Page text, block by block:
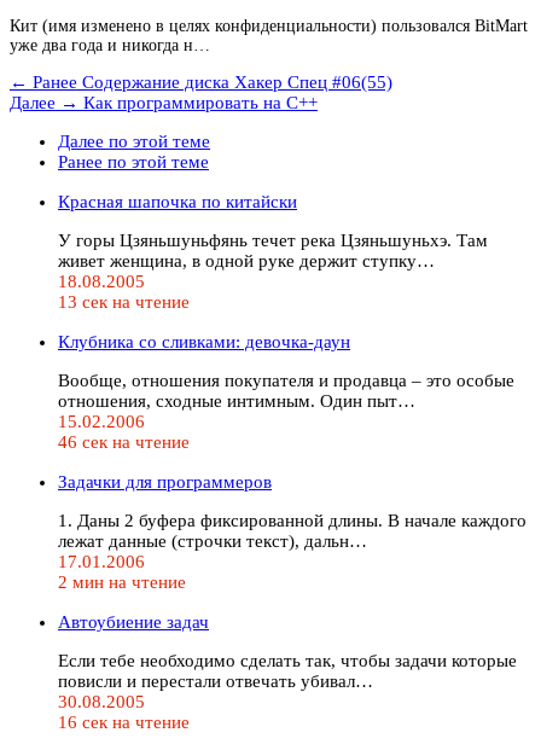
Кит (имя изменено в целях конфиденциальности) пользовался BitMart
уже два года и никогда н…
← Ранее Содержание диска Хакер Спец #06(55)
Далее → Как программировать на C++
Далее по этой теме
Ранее по этой теме
Красная шапочка по китайски
У горы Цзяньшуньфянь течет река Цзяньшуньхэ. Там
живет женщина, в одной руке держит ступку…
18.08.2005
13 сек на чтение
Клубника со сливками: девочка-даун
Вообще, отношения покупателя и продавца – это особые
отношения, сходные интимным. Один пыт…
15.02.2006
46 сек на чтение
Задачки для программеров
1. Даны 2 буфера фиксированной длины. В начале каждого
лежат данные (строчки текст), дальн…
17.01.2006
2 мин на чтение
Автоубиение задач
Если тебе необходимо сделать так, чтобы задачи которые
повисли и перестали отвечать убивал…
30.08.2005
16 сек на чтение